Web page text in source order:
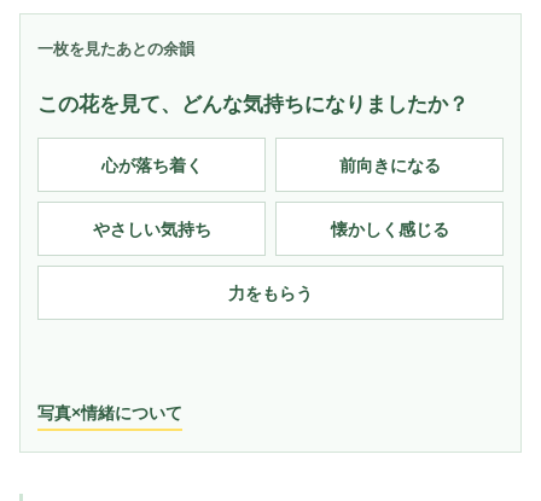
一枚を見たあとの余韻
この花を見て、どんな気持ちになりましたか？
心が落ち着く 前向きになる
やさしい気持ち 懐かしく感じる
力をもらう
写真×情緒について